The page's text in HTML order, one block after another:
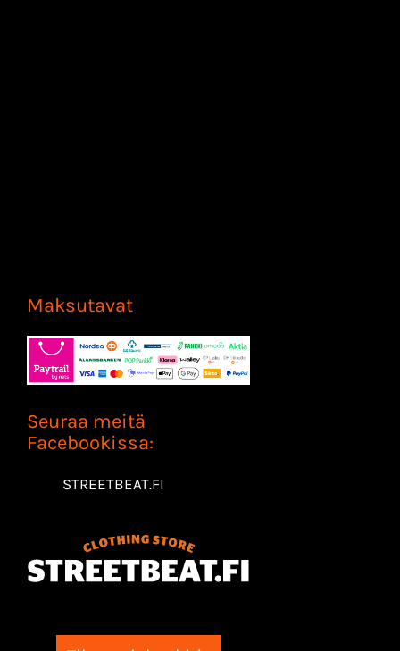
Maksutavat
Seuraa meitä
Facebookissa:
STREETBEAT.FI